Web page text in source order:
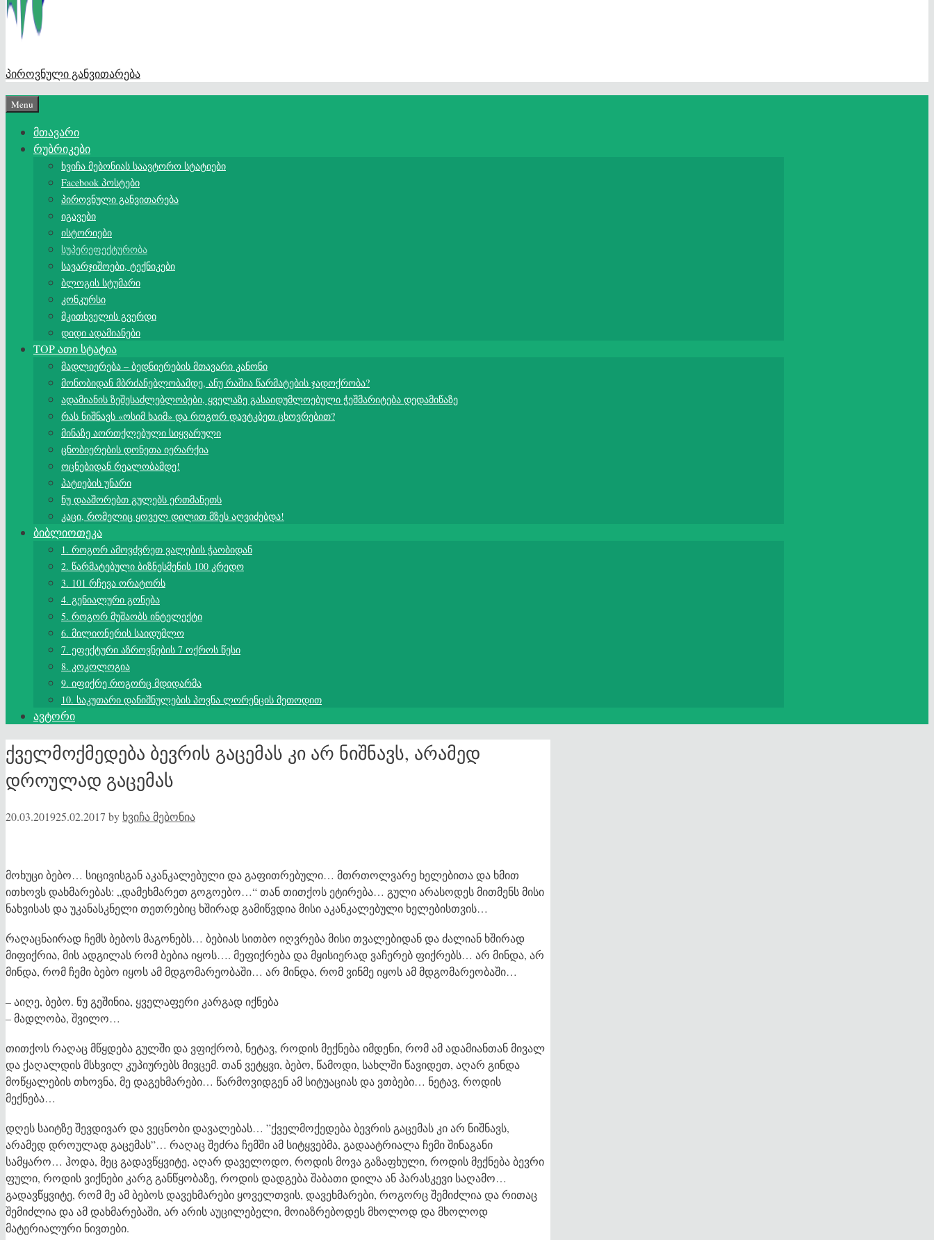
პიროვნული განვითარება
Menu
მთავარი
რუბრიკები
ხვიჩა მებონიას საავტორო სტატიები
Facebook პოსტები
პიროვნული განვითარება
იგავები
ისტორიები
სუპერეფექტურობა
სავარჯიშოები, ტექნიკები
ბლოგის სტუმარი
კონკურსი
მკითხველის გვერდი
დიდი ადამიანები
TOP ათი სტატია
მადლიერება – ბედნიერების მთავარი კანონი
მონობიდან მბრძანებლობამდე, ანუ რაშია წარმატების ჯადოქრობა?
ადამიანის ზეშესაძლებლობები, ყველაზე გასაიდუმლოებული ჭეშმარიტება დედამიწაზე
რას ნიშნავს «ოსიმ ხაიმ» და როგორ დავტკბეთ ცხოვრებით?
მინაზე აორთქლებული სიყვარული
ცნობიერების დონეთა იერარქია
ოცნებიდან რეალობამდე!
პატიების უნარი
ნუ დააშორებთ გულებს ერთმანეთს
კაცი, რომელიც ყოველ დილით მზეს აღვიძებდა!
ბიბლიოთეკა
1. როგორ ამოვძვრეთ ვალების ჭაობიდან
2. წარმატებული ბიზნესმენის 100 კრედო
3. 101 რჩევა ორატორს
4. გენიალური გონება
5. როგორ მუშაობს ინტელექტი
6. მილიონერის საიდუმლო
7. ეფექტური აზროვნების 7 ოქროს წესი
8. კოკოლოგია
9. იფიქრე როგორც მდიდარმა
10. საკუთარი დანიშნულების პოვნა ლორენცის მეთოდით
ავტორი
ქველმოქმედება ბევრის გაცემას კი არ ნიშნავს, არამედ
დროულად გაცემას
20.03.201925.02.2017 by ხვიჩა მებონია
მოხუცი ბებო… სიცივისგან აკანკალებული და გაფითრებული… მთრთოლვარე ხელებითა და ხმით
ითხოვს დახმარებას: „დამეხმარეთ გოგოებო…“ თან თითქოს ეტირება… გული არასოდეს მითმენს მისი
ნახვისას და უკანასკნელი თეთრებიც ხშირად გამიწვდია მისი აკანკალებული ხელებისთვის…
რაღაცნაირად ჩემს ბებოს მაგონებს… ბებიას სითბო იღვრება მისი თვალებიდან და ძალიან ხშირად
მიფიქრია, მის ადგილას რომ ბებია იყოს…. მეფიქრება და მყისიერად ვაჩერებ ფიქრებს… არ მინდა, არ
მინდა, რომ ჩემი ბებო იყოს ამ მდგომარეობაში… არ მინდა, რომ ვინმე იყოს ამ მდგომარეობაში…
– აიღე, ბებო. ნუ გეშინია, ყველაფერი კარგად იქნება
– მადლობა, შვილო…
თითქოს რაღაც მწყდება გულში და ვფიქრობ, ნეტავ, როდის მექნება იმდენი, რომ ამ ადამიანთან მივალ
და ქაღალდის მსხვილ კუპიურებს მივცემ. თან ვეტყვი, ბებო, წამოდი, სახლში წავიდეთ, აღარ გინდა
მოწყალების თხოვნა, მე დაგეხმარები… წარმოვიდგენ ამ სიტუაციას და ვთბები… ნეტავ, როდის
მექნება…
დღეს საიტზე შევდივარ და ვეცნობი დავალებას… ”ქველმოქედება ბევრის გაცემას კი არ ნიშნავს,
არამედ დროულად გაცემას”… რაღაც შეძრა ჩემში ამ სიტყვებმა, გადაატრიალა ჩემი შინაგანი
სამყარო… ჰოდა, მეც გადავწყვიტე, აღარ დაველოდო, როდის მოვა გაზაფხული, როდის მექნება ბევრი
ფული, როდის ვიქნები კარგ განწყობაზე, როდის დადგება შაბათი დილა ან პარასკევი საღამო…
გადავწყვიტე, რომ მე ამ ბებოს დავეხმარები ყოველთვის, დავეხმარები, როგორც შემიძლია და რითაც
შემიძლია და ამ დახმარებაში, არ არის აუცილებელი, მოიაზრებოდეს მხოლოდ და მხოლოდ
მატერიალური ნივთები.